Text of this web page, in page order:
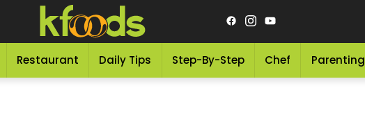
Restaurant Daily Tips Step-By-Step Chef Parenting